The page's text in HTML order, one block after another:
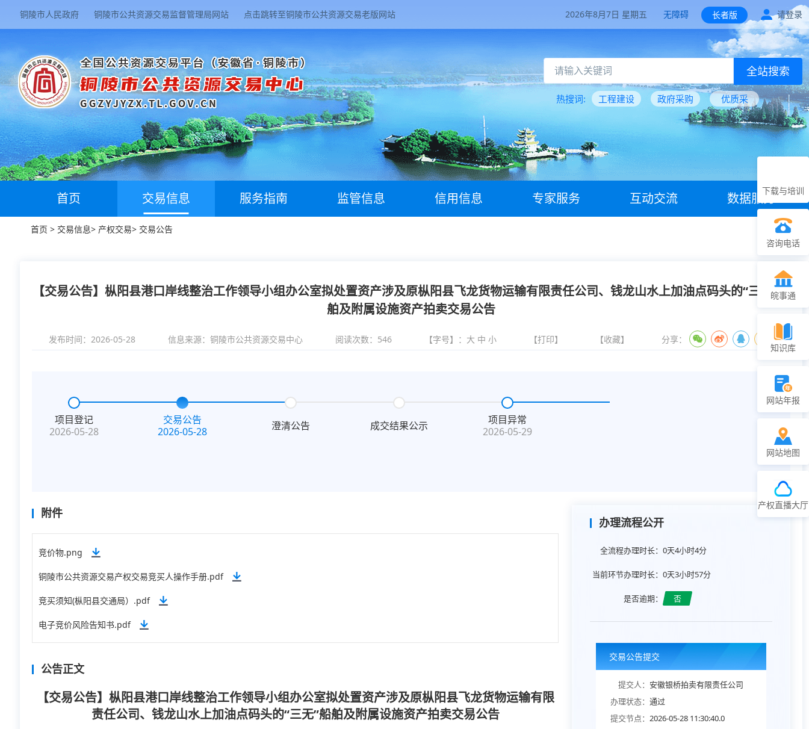
铜陵市人民政府 铜陵市公共资源交易监督管理局网站 点击跳转至铜陵市公共资源交易老版网站 2026年8月7日 星期五 无障碍 长者版 请登录
全站搜索
热搜词: 工程建设 政府采购 优质采
首页 交易信息 服务指南 监管信息 信用信息 专家服务 互动交流 数据服务
首页 > 交易信息> 产权交易> 交易公告
【交易公告】枞阳县港口岸线整治工作领导小组办公室拟处置资产涉及原枞阳县飞龙货物运输有限责任公司、钱龙山水上加油点码头的“三无”船
舶及附属设施资产拍卖交易公告
发布时间：2026-05-28 信息来源： 铜陵市公共资源交易中心 阅读次数： 546 【字号】： 大 中 小 【打印】 【收藏】 分享：
项目登记
2026-05-28
交易公告
2026-05-28
澄清公告 成交结果公示
项目异常
2026-05-29
附件
竞价物.png
铜陵市公共资源交易产权交易竞买人操作手册.pdf
竞买须知(枞阳县交通局）.pdf
电子竞价风险告知书.pdf
公告正文
【交易公告】枞阳县港口岸线整治工作领导小组办公室拟处置资产涉及原枞阳县飞龙货物运输有限
责任公司、钱龙山水上加油点码头的“三无”船舶及附属设施资产拍卖交易公告
办理流程公开
全流程办理时长：0天4小时4分
当前环节办理时长：0天3小时57分
是否逾期： 否
交易公告提交
提交人： 安徽银桥拍卖有限责任公司
办理状态： 通过
提交节点： 2026-05-28 11:30:40.0
下载与培训
咨询电话
皖事通
知识库
网站年报
网站地图
产权直播大厅